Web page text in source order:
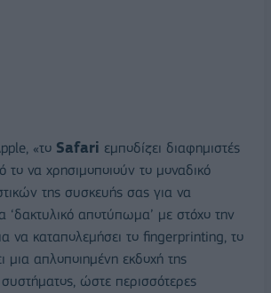
«το Safari εμποδίζει διαφημιστές
το να χρησιμοποιούν το μοναδικό
της συσκευής σας για να
‘δακτυλικό αποτύπωμα’ με στόχο την
να καταπολεμήσει το fingerprinting, το
μια απλοποιημένη εκδοχή της
ώστε περισσότερες